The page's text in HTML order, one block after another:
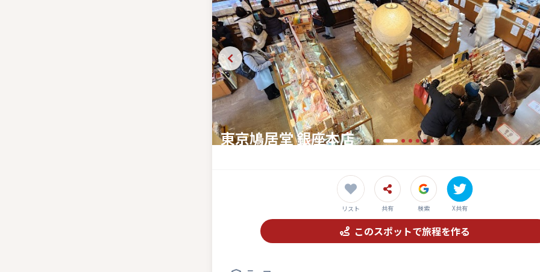
東京鳩居堂 銀座本店
リスト 共有 検索 X共有
このスポットで旅程を作る